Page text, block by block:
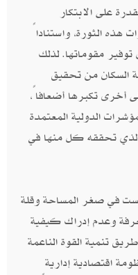
على الابتكار
هذه الثورة، واستناداً
مقوماتها. لذلك
السكان من تحقيق
أخرى تكبرها أضعافاً،
الدولية المعتمدة
الذي تحققه كل منها في
في صغر المساحة وقلة
وعدم إدراك كيفية
تنمية القوة الناعمة
اقتصادية إدارية